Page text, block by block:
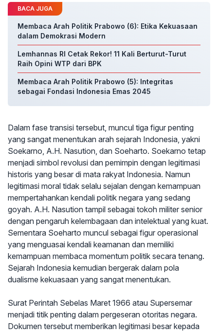
BACA JUGA
Membaca Arah Politik Prabowo (6): Etika Kekuasaan
dalam Demokrasi Modern
Lemhannas RI Cetak Rekor! 11 Kali Berturut-Turut
Raih Opini WTP dari BPK
Membaca Arah Politik Prabowo (5): Integritas
sebagai Fondasi Indonesia Emas 2045
Dalam fase transisi tersebut, muncul tiga figur penting
yang sangat menentukan arah sejarah Indonesia, yakni
Soekarno, A.H. Nasution, dan Soeharto. Soekarno tetap
menjadi simbol revolusi dan pemimpin dengan legitimasi
historis yang besar di mata rakyat Indonesia. Namun
legitimasi moral tidak selalu sejalan dengan kemampuan
mempertahankan kendali politik negara yang sedang
goyah. A.H. Nasution tampil sebagai tokoh militer senior
dengan pengaruh kelembagaan dan intelektual yang kuat.
Sementara Soeharto muncul sebagai figur operasional
yang menguasai kendali keamanan dan memiliki
kemampuan membaca momentum politik secara tenang.
Sejarah Indonesia kemudian bergerak dalam pola
dualisme kekuasaan yang sangat menentukan.
Surat Perintah Sebelas Maret 1966 atau Supersemar
menjadi titik penting dalam pergeseran otoritas negara.
Dokumen tersebut memberikan legitimasi besar kepada